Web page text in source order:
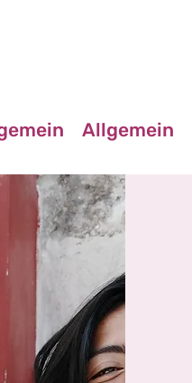
Allgemein